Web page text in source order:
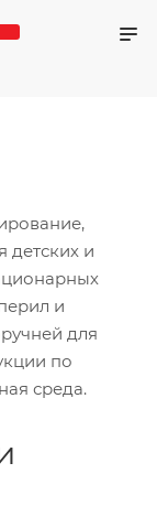
детских и
и
для
по
среда.